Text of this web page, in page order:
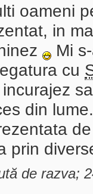
oameni
in
Mi
cu
din
prin
de razva;